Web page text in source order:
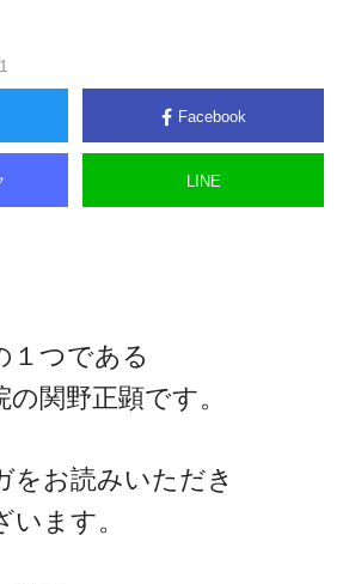
Facebook
LINE
１つである
関野正顕です。
をお読みいただき
ます。